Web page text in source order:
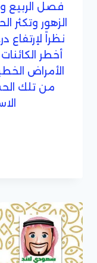
فصل الربيع
الزهور وتكثر
نظراً لإرتفاع
أخطر
الأمراض
من تلك